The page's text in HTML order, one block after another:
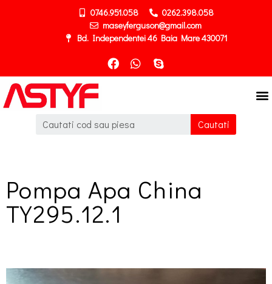
0746.951.058
0262.398.058
maseyferguson@gmail.com
Bd. Independentei 46 Baia Mare 430071
Cautati
Pompa Apa China
TY295.12.1